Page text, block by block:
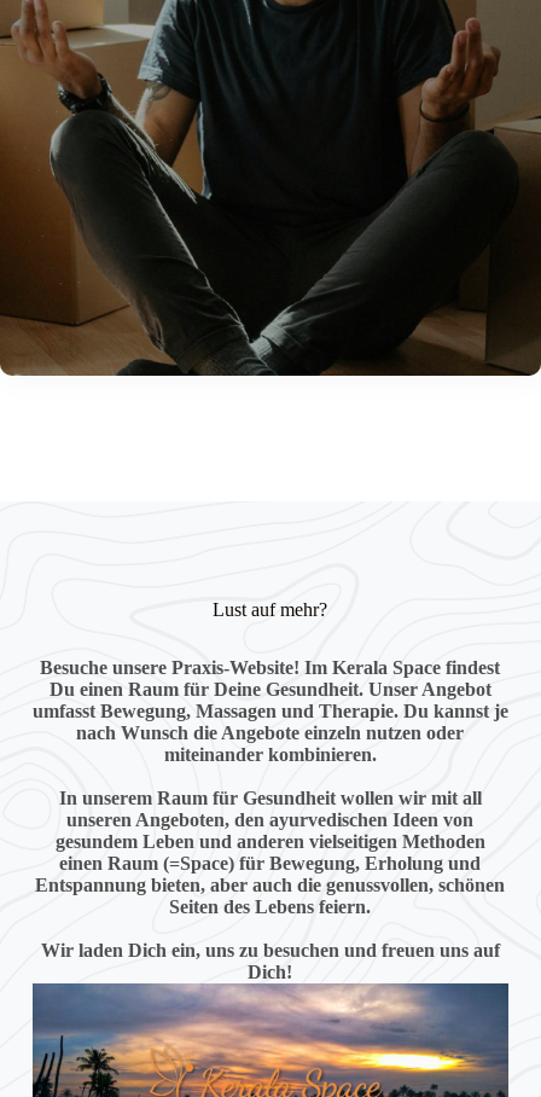
Lust auf mehr?
Besuche unsere Praxis-Website! Im Kerala Space findest
Du einen Raum für Deine Gesundheit. Unser Angebot
umfasst Bewegung, Massagen und Therapie. Du kannst je
nach Wunsch die Angebote einzeln nutzen oder
miteinander kombinieren.
In unserem Raum für Gesundheit wollen wir mit all
unseren Angeboten, den ayurvedischen Ideen von
gesundem Leben und anderen vielseitigen Methoden
einen Raum (=Space) für Bewegung, Erholung und
Entspannung bieten, aber auch die genussvollen, schönen
Seiten des Lebens feiern.
Wir laden Dich ein, uns zu besuchen und freuen uns auf
Dich!